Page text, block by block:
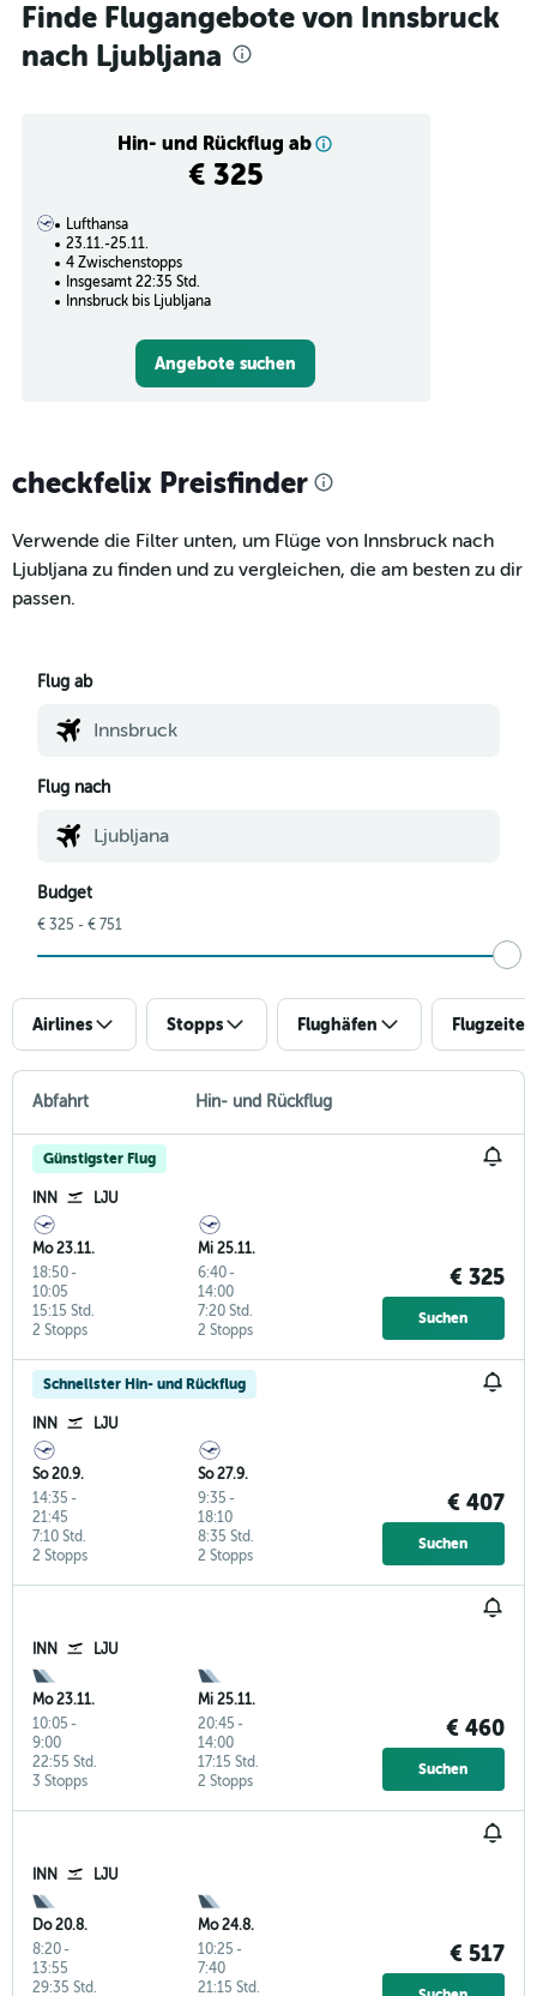
Finde Flugangebote von Innsbruck
nach Ljubljana
Hin- und Rückflug ab
€ 325
Lufthansa
23.11.-25.11.
4 Zwischenstopps
Insgesamt 22:35 Std.
Innsbruck bis Ljubljana
Angebote suchen
checkfelix Preisfinder
Verwende die Filter unten, um Flüge von Innsbruck nach
Ljubljana zu finden und zu vergleichen, die am besten zu dir
passen.
Flug ab
Flug nach
Budget
€ 325 - € 751
Airlines Stopps Flughäfen Flugzeiten
Abfahrt Hin- und Rückflug
Günstigster Flug
INN LJU
Mo 23.11.
18:50-
10:05
2 Stopps
15:15 Std.
Mi 25.11.
6:40-
14:00
2 Stopps
7:20 Std.
€ 325
Suchen
Schnellster Hin- und Rückflug
INN LJU
So 20.9.
14:35 -
21:45
2 Stopps
7:10 Std.
So 27.9.
9:35 -
18:10
2 Stopps
8:35 Std.
€ 407
Suchen
INN LJU
Mo 23.11.
10:05 -
9:00
3 Stopps
22:55 Std.
Mi 25.11.
20:45 -
14:00
2 Stopps
17:15 Std.
€ 460
Suchen
INN LJU
Do 20.8.
8:20-
13:55
29:35 Std.
Mo 24.8.
10:25 -
7:40
21:15 Std.
€ 517